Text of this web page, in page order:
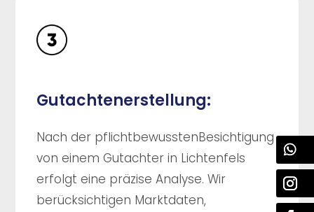
Gutachtenerstellung:
Nach der pflichtbewusstenBesichtigung
von einem Gutachter in Lichtenfels
erfolgt eine präzise Analyse. Wir
berücksichtigen Marktdaten,